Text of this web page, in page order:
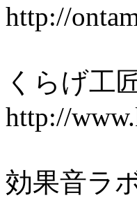
http://
く
http://
効